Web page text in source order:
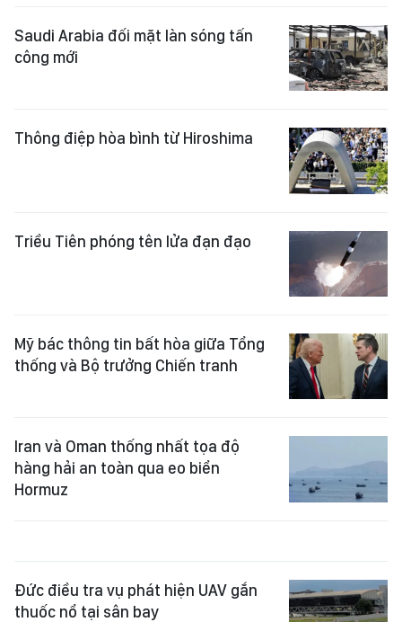
Saudi Arabia đối mặt làn sóng tấn
công mới
Thông điệp hòa bình từ Hiroshima
Triều Tiên phóng tên lửa đạn đạo
Mỹ bác thông tin bất hòa giữa Tổng
thống và Bộ trưởng Chiến tranh
Iran và Oman thống nhất tọa độ
hàng hải an toàn qua eo biển
Hormuz
Đức điều tra vụ phát hiện UAV gắn
thuốc nổ tại sân bay